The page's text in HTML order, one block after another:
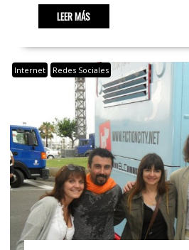
LEER MÁS
Internet Redes Sociales